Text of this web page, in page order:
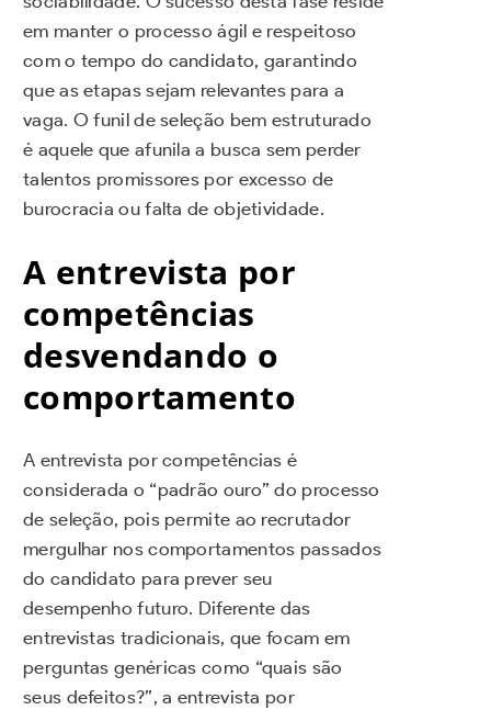
em manter o processo ágil e respeitoso
com o tempo do candidato, garantindo
que as etapas sejam relevantes para a
vaga. O funil de seleção bem estruturado
é aquele que afunila a busca sem perder
talentos promissores por excesso de
burocracia ou falta de objetividade.
A entrevista por
competências
desvendando o
comportamento
A entrevista por competências é
considerada o “padrão ouro” do processo
de seleção, pois permite ao recrutador
mergulhar nos comportamentos passados
do candidato para prever seu
desempenho futuro. Diferente das
entrevistas tradicionais, que focam em
perguntas genéricas como “quais são
seus defeitos?”, a entrevista por